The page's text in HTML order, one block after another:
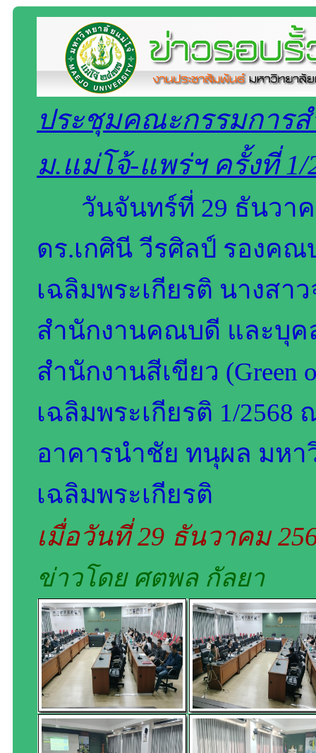
ประชุมคณะกรรมการส
ม.แม่โจ้-แพร่ฯ ครั้งที่ 1/
วันจันทร์ที่ 29 ธันวาค
ดร.เกศินี วีรศิลป์ รองค
เฉลิมพระเกียรติ นางสา
สำนักงานคณบดี และบุค
สำนักงานสีเขียว
เฉลิมพระเกียรติ 1/
อาคารนำชัย ทนุผล มห
เฉลิมพระเกียรติ
เมื่อวันที่ 29 ธันวาคม
ข่าวโดย ศตพล กัลยา